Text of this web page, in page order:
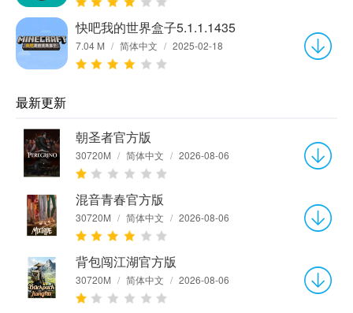
快吧我的世界盒子5.1.1.1435
7.04 M / 简体中文 / 2025-02-18
最新更新
朝圣者官方版
30720M / 简体中文 / 2026-08-06
混音青春官方版
30720M / 简体中文 / 2026-08-06
背包闯江湖官方版
30720M / 简体中文 / 2026-08-06